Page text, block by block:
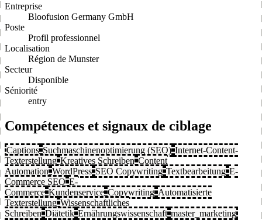
Entreprise
Bloofusion Germany GmbH
Poste
Profil professionnel
Localisation
Région de Munster
Secteur
Disponible
Séniorité
entry
Compétences et signaux de ciblage
Captions Suchmaschinenoptimierung (SEO) Internet-Content-
Texterstellung Kreatives Schreiben Content
Automation WordPress SEO Copywriting Textbearbeitung E-
Commerce SEO E-
Commerce Kundenservice Copywriting Automatisierte
Texterstellung Wissenschaftliches
Schreiben Diätetik Ernährungswissenschaft master_marketing